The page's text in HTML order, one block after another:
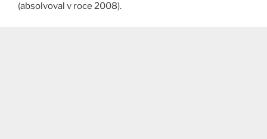
(absolvoval v roce 2008).